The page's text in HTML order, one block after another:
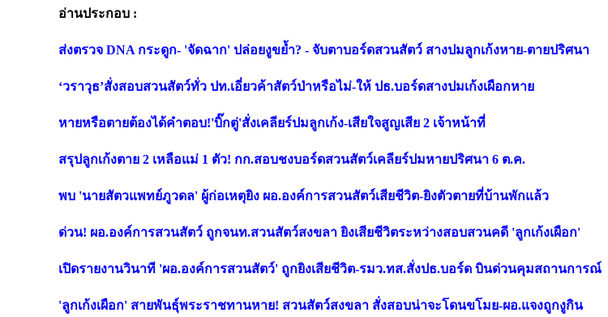
อ่านประกอบ :
ส่งตรวจ DNA กระดูก- 'จัดฉาก' ปล่อยงูขย้ำ? - จับตาบอร์ดสวนสัตว์ สางปมลูกเก้งหาย-ตายปริศนา
‘วราวุธ’สั่งสอบสวนสัตว์ทั่ว ปท.เอี่ยวค้าสัตว์ป่าหรือไม่-ให้ ปธ.บอร์ดสางปมเก้งเผือกหาย
หายหรือตายต้องได้คำตอบ!'บิ๊กตู่'สั่งเคลียร์ปมลูกเก้ง-เสียใจสูญเสีย 2 เจ้าหน้าที่
สรุปลูกเก้งตาย 2 เหลือแม่ 1 ตัว! กก.สอบชงบอร์ดสวนสัตว์เคลียร์ปมหายปริศนา 6 ต.ค.
พบ 'นายสัตวแพทย์ภูวดล' ผู้ก่อเหตุยิง ผอ.องค์การสวนสัตว์เสียชีวิต-ยิงตัวตายที่บ้านพักแล้ว
ด่วน! ผอ.องค์การสวนสัตว์ ถูกจนท.สวนสัตว์สงขลา ยิงเสียชีวิตระหว่างสอบสวนคดี 'ลูกเก้งเผือก'
เปิดรายงานวินาที 'ผอ.องค์การสวนสัตว์' ถูกยิงเสียชีวิต-รมว.ทส.สั่งปธ.บอร์ด บินด่วนคุมสถานการณ์
'ลูกเก้งเผือก' สายพันธุ์พระราชทานหาย! สวนสัตว์สงขลา สั่งสอบน่าจะโดนขโมย-ผอ.แจงถูกงูกิน